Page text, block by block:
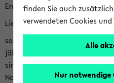
English version below
Liebe Studierende,
seit 2023 verleiht das Rektorat
jährlich den
sind herzlich eingeladen sich
Nachhaltigkeitsbüro zu
finden Sie auch
verwendeten Cookies
Alle
Nur notwendige